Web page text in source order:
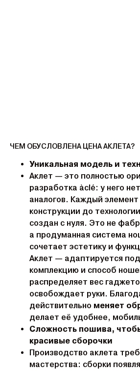
ЧЕМ ОБУСЛОВЛЕНА ЦЕНА АКЛЕТА?
Уникальная модель и
Аклет — это полностью
разработка àclé: у него
аналогов. Каждый
конструкции до
создан с нуля. Это не
а продуманная система
сочетает эстетику и
Аклет — адаптируется
комплекцию и способ
распределяет вес
освобождает руки.
действительно меняет
делает её удобнее,
Сложность пошива,
красивые сборочки
Производство аклета
мастерства: сборки